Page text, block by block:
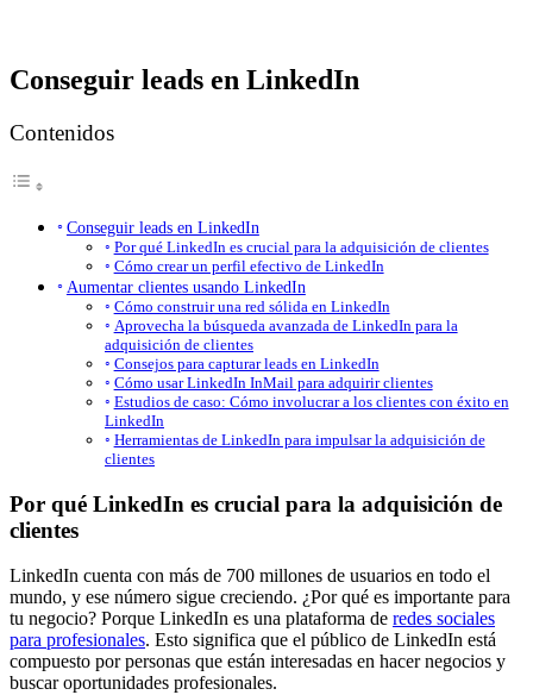
Conseguir leads en LinkedIn
Contenidos
Conseguir leads en LinkedIn
Por qué LinkedIn es crucial para la adquisición de clientes
Cómo crear un perfil efectivo de LinkedIn
Aumentar clientes usando LinkedIn
Cómo construir una red sólida en LinkedIn
Aprovecha la búsqueda avanzada de LinkedIn para la
adquisición de clientes
Consejos para capturar leads en LinkedIn
Cómo usar LinkedIn InMail para adquirir clientes
Estudios de caso: Cómo involucrar a los clientes con éxito en
LinkedIn
Herramientas de LinkedIn para impulsar la adquisición de
clientes
Por qué LinkedIn es crucial para la adquisición de
clientes
LinkedIn cuenta con más de 700 millones de usuarios en todo el
mundo, y ese número sigue creciendo. ¿Por qué es importante para
tu negocio? Porque LinkedIn es una plataforma de redes sociales
para profesionales. Esto significa que el público de LinkedIn está
compuesto por personas que están interesadas en hacer negocios y
buscar oportunidades profesionales.